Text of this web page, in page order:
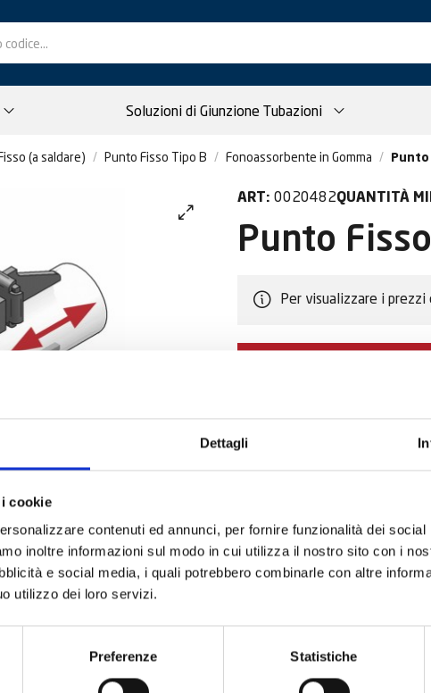
Dettagli
cookie
contenuti ed annunci, per fornire funzionalità dei
inoltre informazioni sul modo in cui utilizza il nostro sito con i
e social media, i quali potrebbero combinarle con altre
utilizzo dei loro servizi.
Preferenze Statistiche
Soluzioni di Giunzione Tubazioni
(a saldare) Punto Fisso Tipo B Fonoassorbente in Gomma
ART: 0020482QUANTITÀ
Punto
Per visualizzare i
QUANTITÀ A CONFEZIONE:
UNITÀ DI MISURA: